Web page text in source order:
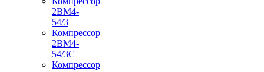
2ВМ4-
54/3
Компрессор
2ВМ4-
54/3С
Компрессор